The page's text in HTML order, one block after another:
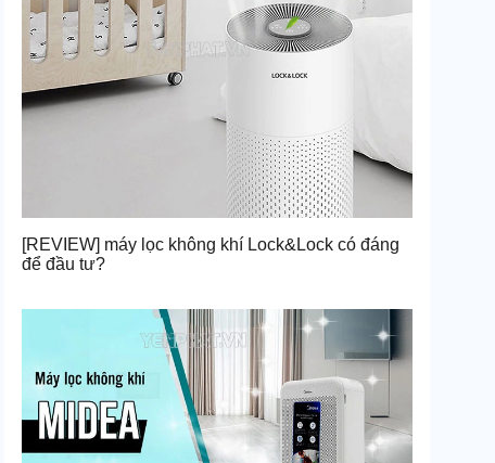
[REVIEW] máy lọc không khí Lock&Lock có đáng
để đầu tư?